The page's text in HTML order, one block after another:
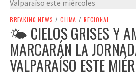
BREAKING NEWS / CLIMA / REGIONAL
🌤️ CIELOS GRISES Y
MARCARÁN LA
VALPARAÍSO ESTE